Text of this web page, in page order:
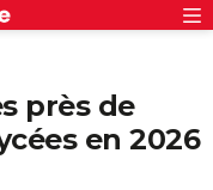
près de
en 2026